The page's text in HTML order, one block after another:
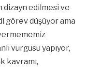
dizayn edilmesi ve
görev düşüyor ama
vurgusu yapıyor,
kavramı,